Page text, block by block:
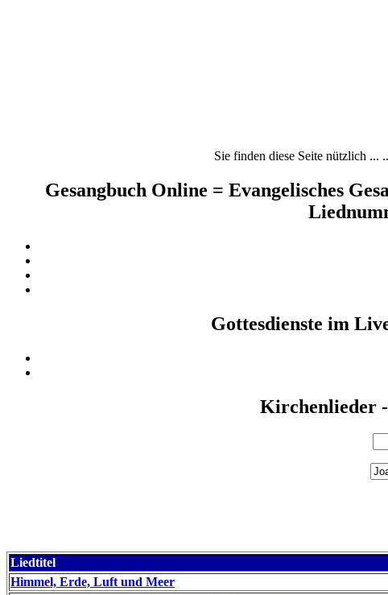
Sie finden diese Seite nützlich ...
Gesangbuch Online = Evangelisches
Gottesdienste im
Kirchenlieder -
Liedtitel
Himmel, Erde, Luft und Meer